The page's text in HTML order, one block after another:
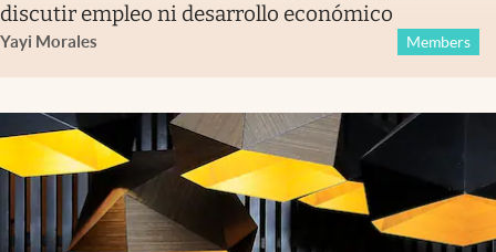
discutir empleo ni desarrollo económico
Yayi Morales Members